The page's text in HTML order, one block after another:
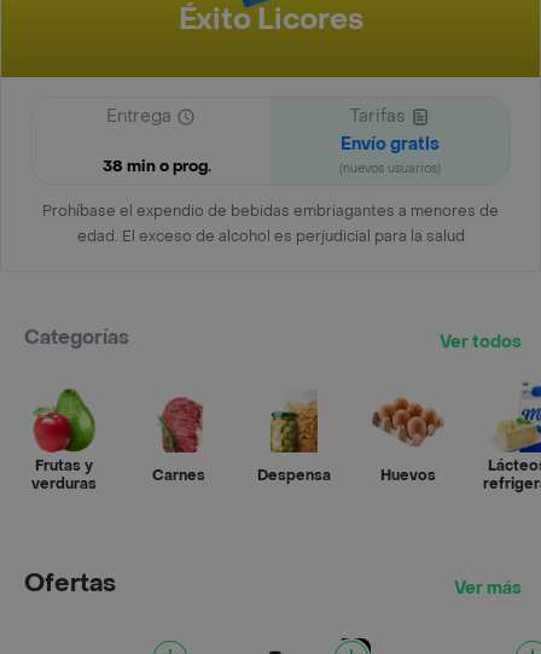
Éxito Licores
Entrega
38 min o prog.
Tarifas
Envío gratis
(nuevos usuarios)
Prohíbase el expendio de bebidas embriagantes a menores de
edad. El exceso de alcohol es perjudicial para la salud
Categorías Ver todos
Frutas y
verduras
Carnes Despensa Huevos
Ofertas Ver más